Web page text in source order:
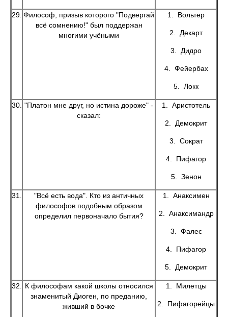
29. Философ, призыв которого "Подвергай
всё сомнению!" был поддержан
многими учёными
1. Вольтер
2. Декарт
3. Дидро
4. Фейербах
5. Локк
30. "Платон мне друг, но истина дороже" -
сказал:
1. Аристотель
2. Демокрит
3. Сократ
4. Пифагор
5. Зенон
31.
"Всё есть вода". Кто из античных
философов подобным образом
определил первоначало бытия?
1. Анаксимен
2. Анаксимандр
3. Фалес
4. Пифагор
5. Демокрит
32.
К философам какой школы относился
знаменитый Диоген, по преданию,
живший в бочке
1. Милетцы
2. Пифагорейцы